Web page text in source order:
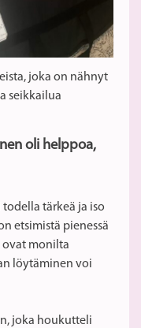
joka on nähnyt
seikkailua
oli helppoa,
tärkeä ja iso
etsimistä pienessä
ovat monilta
löytäminen voi
joka houkutteli